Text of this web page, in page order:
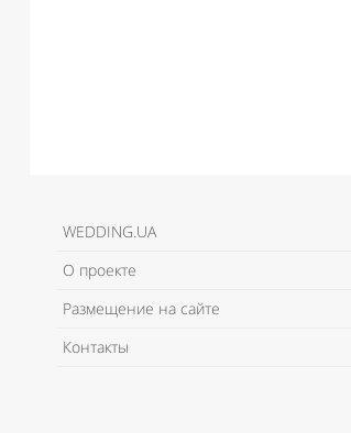
WEDDING.UA
О проекте
Размещение на сайте
Контакты